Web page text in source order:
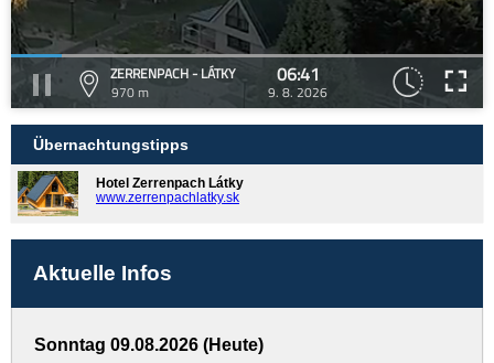
ZERRENPACH - LÁTKY
970 m
06:41
9. 8. 2026
Übernachtungstipps
Hotel Zerrenpach Látky
www.zerrenpachlatky.sk
Aktuelle Infos
Sonntag 09.08.2026 (Heute)